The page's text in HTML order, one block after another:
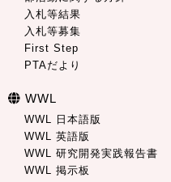
入札等結果
入札等募集
First Step
PTAだより
WWL
WWL 日本語版
WWL 英語版
WWL 研究開発実践報告書
WWL 掲示板